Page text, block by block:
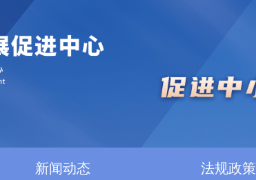
新闻动态 法规政策